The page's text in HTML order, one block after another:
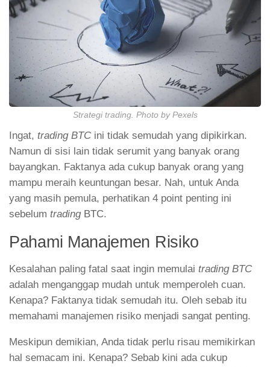
Strategi trading. Photo by Pexels
Ingat, trading BTC ini tidak semudah yang dipikirkan.
Namun di sisi lain tidak serumit yang banyak orang
bayangkan. Faktanya ada cukup banyak orang yang
mampu meraih keuntungan besar. Nah, untuk Anda
yang masih pemula, perhatikan 4 point penting ini
sebelum trading BTC.
Pahami Manajemen Risiko
Kesalahan paling fatal saat ingin memulai trading BTC
adalah menganggap mudah untuk memperoleh cuan.
Kenapa? Faktanya tidak semudah itu. Oleh sebab itu
memahami manajemen risiko menjadi sangat penting.
Meskipun demikian, Anda tidak perlu risau memikirkan
hal semacam ini. Kenapa? Sebab kini ada cukup